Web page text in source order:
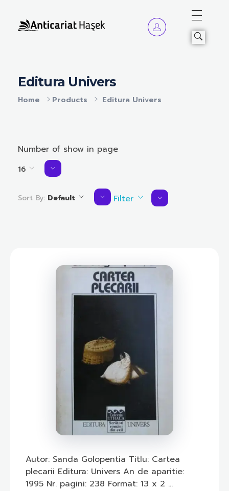
Home Products Editura Univers
Editura Univers
Number of show in page
16
Sort By: Default Filter
Autor: Sanda Golopentia Titlu: Cartea
plecarii Editura: Univers An de aparitie:
1995 Nr. pagini: 238 Format: 13 x 2 ...